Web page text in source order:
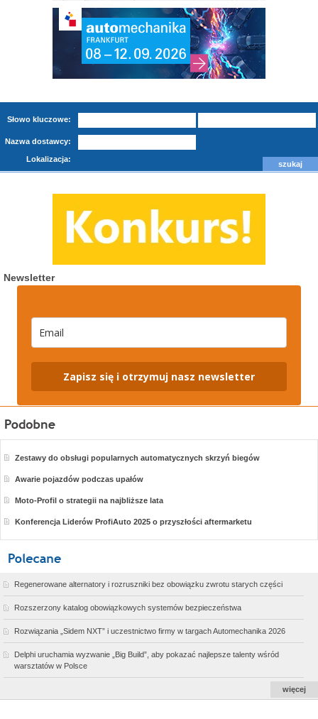
Słowo kluczowe:
Nazwa dostawcy:
Lokalizacja:
Newsletter
Zapisz się i otrzymuj nasz newsletter
Zestawy do obsługi popularnych automatycznych skrzyń biegów
Awarie pojazdów podczas upałów
Moto-Profil o strategii na najbliższe lata
Konferencja Liderów ProfiAuto 2025 o przyszłości aftermarketu
Regenerowane alternatory i rozruszniki bez obowiązku zwrotu starych części
Rozszerzony katalog obowiązkowych systemów bezpieczeństwa
Rozwiązania „Sidem NXT” i uczestnictwo firmy w targach Automechanika 2026
Delphi uruchamia wyzwanie „Big Build”, aby pokazać najlepsze talenty wśród
warsztatów w Polsce
więcej